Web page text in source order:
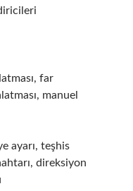
far
manuel
ayarı, teşhis
direksiyon